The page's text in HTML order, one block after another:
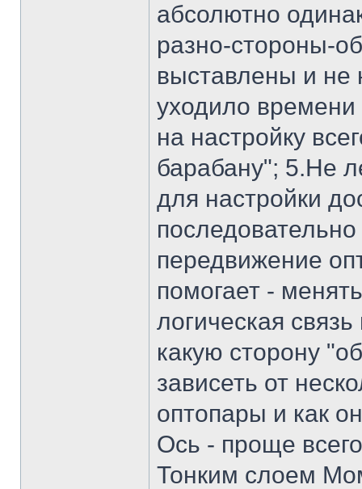
абсолютно
разно-стороны-
выставлены и не
уходило
на настройку
барабану"; 5.Не
для настройки
передвижение
помогает -
логическая
какую сторону
зависеть от
оптопары и как
Ось - проще
Тонким слоем